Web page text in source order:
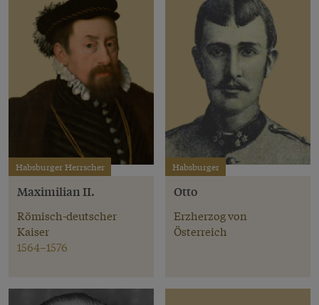
Habsburger Herrscher
Maximilian II.
Römisch-deutscher
Kaiser
1564–1576
Habsburger
Otto
Erzherzog von
Österreich